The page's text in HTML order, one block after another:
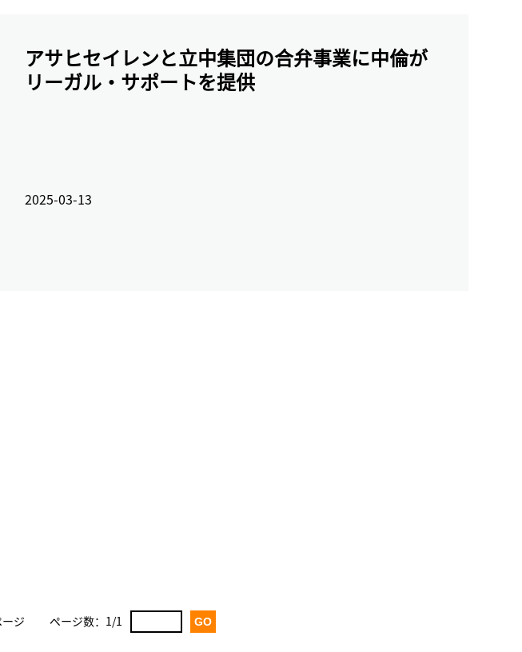
アサヒセイレンと立中集団の合弁事業に中倫が
リーガル・サポートを提供
2025-03-13
ージ ページ数： 1/1